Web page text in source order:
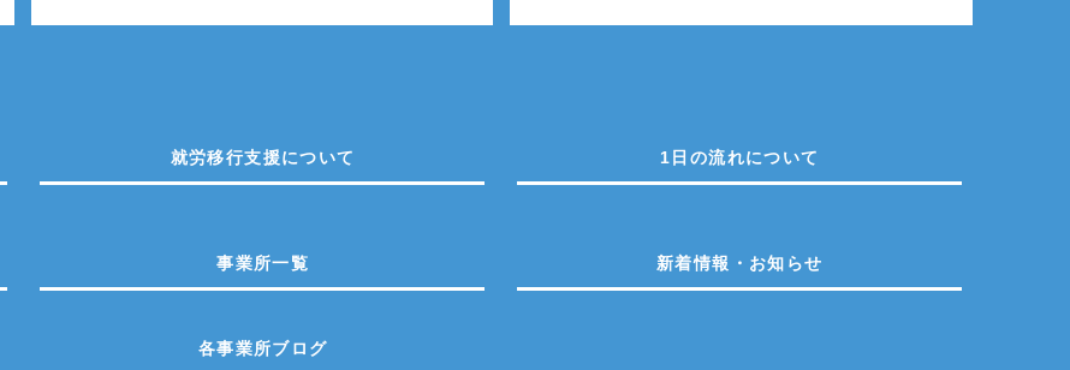
就労移行支援について 1日の流れについて
事業所一覧 新着情報・お知らせ
各事業所ブログ